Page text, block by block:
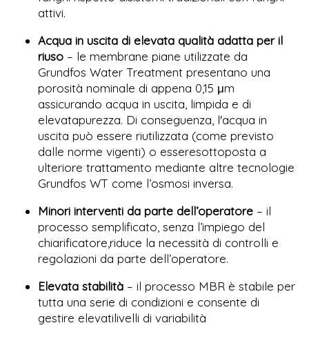
attivi.
Acqua in uscita di elevata qualità adatta per il
riuso – le membrane piane utilizzate da
Grundfos Water Treatment presentano una
porosità nominale di appena 0,15 μm
assicurando acqua in uscita, limpida e di
elevatapurezza. Di conseguenza, l'acqua in
uscita può essere riutilizzata (come previsto
dalle norme vigenti) o esseresottoposta a
ulteriore trattamento mediante altre tecnologie
Grundfos WT come l’osmosi inversa.
Minori interventi da parte dell’operatore – il
processo semplificato, senza l’impiego del
chiarificatore,riduce la necessità di controlli e
regolazioni da parte dell’operatore.
Elevata stabilità – il processo MBR è stabile per
tutta una serie di condizioni e consente di
gestire elevatilivelli di variabilità